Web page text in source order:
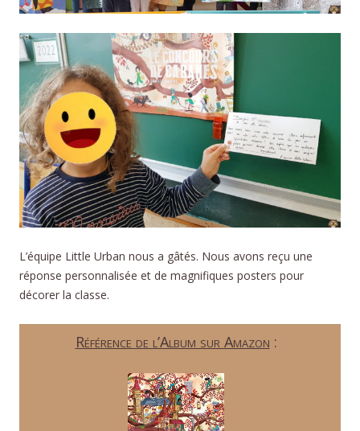
L’équipe Little Urban nous a gâtés. Nous avons reçu une
réponse personnalisée et de magnifiques posters pour
décorer la classe.
Référence de l’Album sur Amazon :